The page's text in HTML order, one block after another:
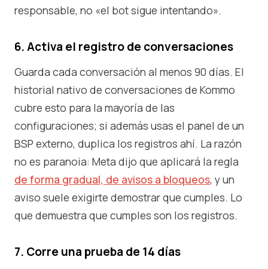
responsable, no «el bot sigue intentando».
6. Activa el registro de conversaciones
Guarda cada conversación al menos 90 días. El
historial nativo de conversaciones de Kommo
cubre esto para la mayoría de las
configuraciones; si además usas el panel de un
BSP externo, duplica los registros ahí. La razón
no es paranoia: Meta dijo que aplicará la regla
de forma gradual, de avisos a bloqueos, y un
aviso suele exigirte demostrar que cumples. Lo
que demuestra que cumples son los registros.
7. Corre una prueba de 14 días